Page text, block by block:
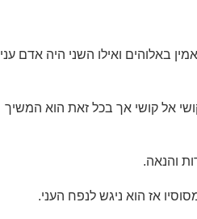
באלוהים ואילו השני היה אדם עני
אל קושי אך בכל זאת הוא המשיך
והנאה.
אז הוא ניגש לנפח העני.